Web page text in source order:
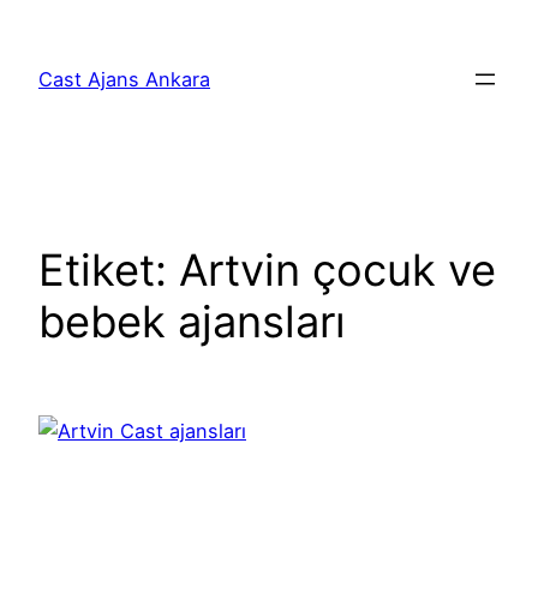
Cast Ajans Ankara
Etiket: Artvin çocuk ve
bebek ajansları